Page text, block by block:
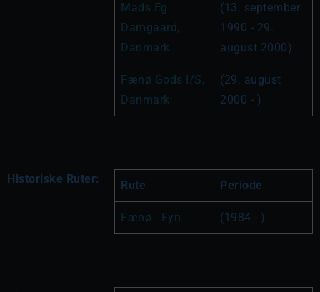
Mads Eg
Damgaard,
Danmark
(13. september
1990 - 29.
august 2000)
Fænø Gods I/S,
Danmark
(29. august
2000 - )
Historiske Ruter: Rute Periode
Fænø - Fyn (1984 - )